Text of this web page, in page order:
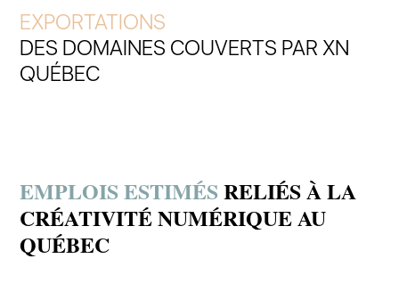
EXPORTATIONS
DES DOMAINES COUVERTS PAR XN
QUÉBEC
EMPLOIS ESTIMÉS RELIÉS À LA
CRÉATIVITÉ NUMÉRIQUE AU
QUÉBEC